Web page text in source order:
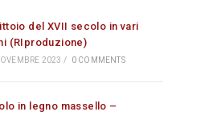
del XVII secolo in vari
(RIproduzione)
2023 / 0 COMMENTS
in legno massello –